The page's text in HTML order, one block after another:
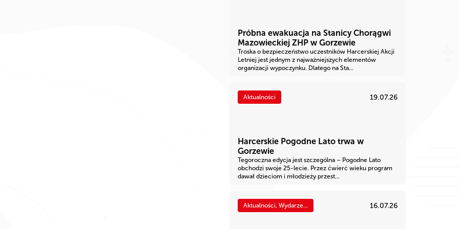
Próbna ewakuacja na Stanicy Chorągwi
Mazowieckiej ZHP w Gorzewie
Troska o bezpieczeństwo uczestników Harcerskiej Akcji
Letniej jest jednym z najważniejszych elementów
organizacji wypoczynku. Dlatego na Sta...
Aktualności 19.07.26
Harcerskie Pogodne Lato trwa w
Gorzewie
Tegoroczna edycja jest szczególna – Pogodne Lato
obchodzi swoje 25-lecie. Przez ćwierć wieku program
dawał dzieciom i młodzieży przest...
Aktualności, Wydarze... 16.07.26